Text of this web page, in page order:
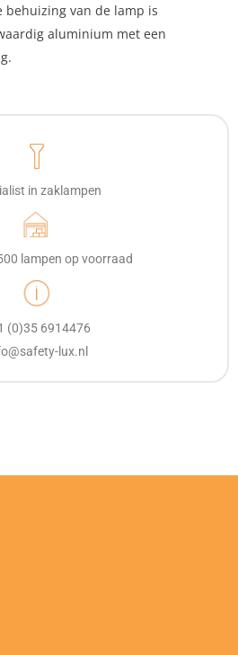
behuizing van de lamp is
aluminium met een
in zaklampen
lampen op voorraad
(0)35 6914476
lux.nl